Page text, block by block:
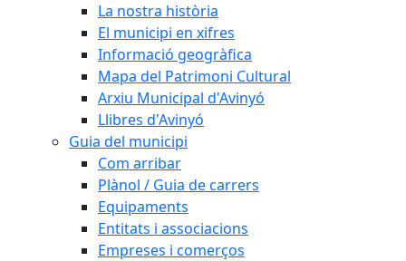
La nostra història
El municipi en xifres
Informació geogràfica
Mapa del Patrimoni Cultural
Arxiu Municipal d'Avinyó
Llibres d'Avinyó
Guia del municipi
Com arribar
Plànol / Guia de carrers
Equipaments
Entitats i associacions
Empreses i comerços